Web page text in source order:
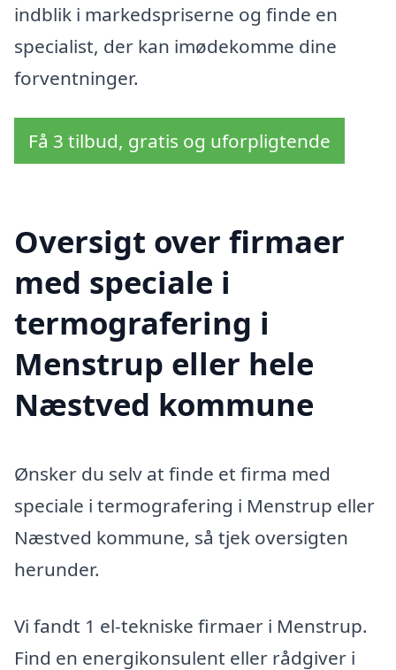
indblik i markedspriserne og finde en
specialist, der kan imødekomme dine
forventninger.
Få 3 tilbud, gratis og uforpligtende
Oversigt over firmaer
med speciale i
termografering i
Menstrup eller hele
Næstved kommune
Ønsker du selv at finde et firma med
speciale i termografering i Menstrup eller
Næstved kommune, så tjek oversigten
herunder.
Vi fandt 1 el-tekniske firmaer i Menstrup.
Find en energikonsulent eller rådgiver i